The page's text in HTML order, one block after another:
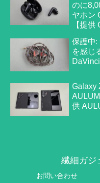
のに
ヤホン
【提供
保護中:
を感じ
Galaxy
供
繊細ガジ
お問い合わせ